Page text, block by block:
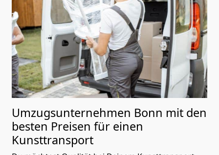
Umzugsunternehmen Bonn mit den
besten Preisen für einen
Kunsttransport